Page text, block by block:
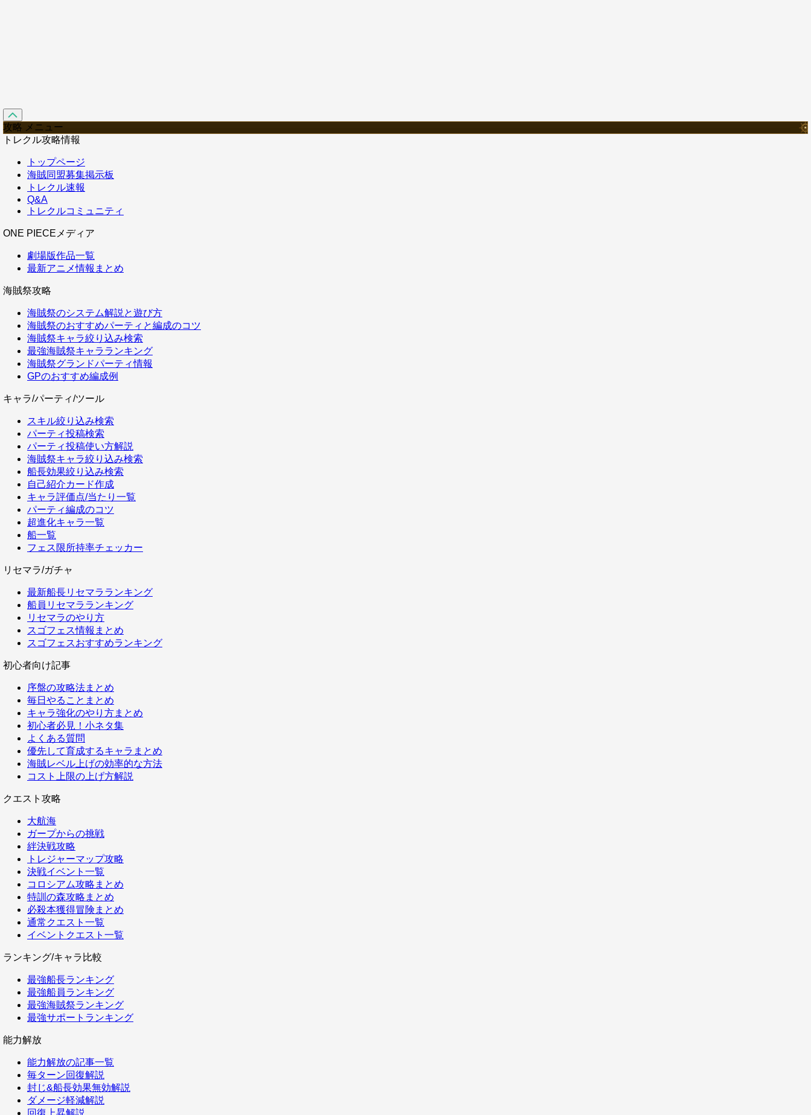
攻略 メニュー
トレクル攻略情報
トップページ
海賊同盟募集掲示板
トレクル速報
Q&A
トレクルコミュニティ
ONE PIECEメディア
劇場版作品一覧
最新アニメ情報まとめ
海賊祭攻略
海賊祭のシステム解説と遊び方
海賊祭のおすすめパーティと編成のコツ
海賊祭キャラ絞り込み検索
最強海賊祭キャラランキング
海賊祭グランドパーティ情報
GPのおすすめ編成例
キャラ/パーティ/ツール
スキル絞り込み検索
パーティ投稿検索
パーティ投稿使い方解説
海賊祭キャラ絞り込み検索
船長効果絞り込み検索
自己紹介カード作成
キャラ評価点/当たり一覧
パーティ編成のコツ
超進化キャラ一覧
船一覧
フェス限所持率チェッカー
リセマラ/ガチャ
最新船長リセマラランキング
船員リセマラランキング
リセマラのやり方
スゴフェス情報まとめ
スゴフェスおすすめランキング
初心者向け記事
序盤の攻略法まとめ
毎日やることまとめ
キャラ強化のやり方まとめ
初心者必見！小ネタ集
よくある質問
優先して育成するキャラまとめ
海賊レベル上げの効率的な方法
コスト上限の上げ方解説
クエスト攻略
大航海
ガープからの挑戦
絆決戦攻略
トレジャーマップ攻略
決戦イベント一覧
コロシアム攻略まとめ
特訓の森攻略まとめ
必殺本獲得冒険まとめ
通常クエスト一覧
イベントクエスト一覧
ランキング/キャラ比較
最強船長ランキング
最強船員ランキング
最強海賊祭ランキング
最強サポートランキング
能力解放
能力解放の記事一覧
毎ターン回復解説
封じ&船長効果無効解説
ダメージ軽減解説
回復上昇解説